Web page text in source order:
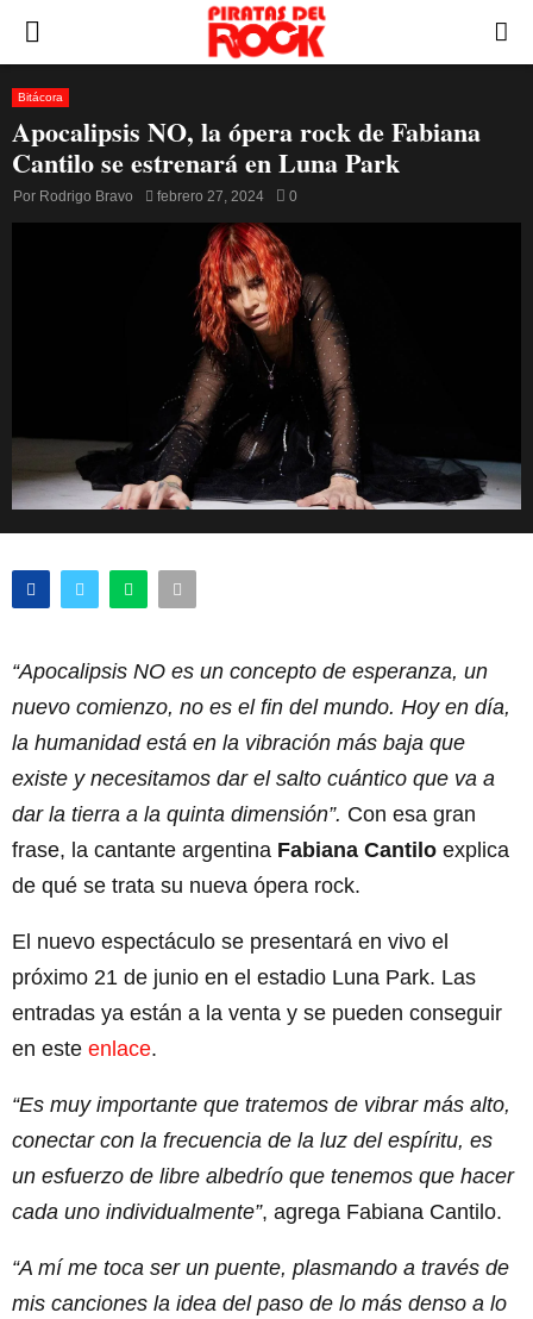
PRIMARY
MENU
Bitácora
Apocalipsis NO, la ópera rock de Fabiana
Cantilo se estrenará en Luna Park
Por Rodrigo Bravo febrero 27, 2024 0
“Apocalipsis NO es un concepto de esperanza, un
nuevo comienzo, no es el fin del mundo. Hoy en día,
la humanidad está en la vibración más baja que
existe y necesitamos dar el salto cuántico que va a
dar la tierra a la quinta dimensión”. Con esa gran
frase, la cantante argentina Fabiana Cantilo explica
de qué se trata su nueva ópera rock.
El nuevo espectáculo se presentará en vivo el
próximo 21 de junio en el estadio Luna Park. Las
entradas ya están a la venta y se pueden conseguir
en este enlace.
“Es muy importante que tratemos de vibrar más alto,
conectar con la frecuencia de la luz del espíritu, es
un esfuerzo de libre albedrío que tenemos que hacer
cada uno individualmente”, agrega Fabiana Cantilo.
“A mí me toca ser un puente, plasmando a través de
mis canciones la idea del paso de lo más denso a lo